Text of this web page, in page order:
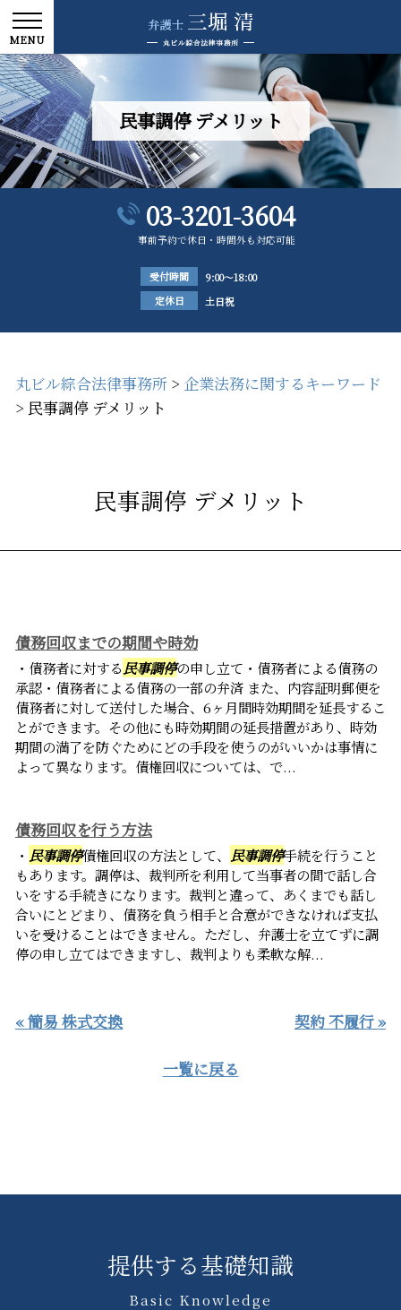
民事調停 デメリット
03-3201-3604
事前予約で休日・時間外も対応可能
受付時間
9:00～18:00
定休日
土日祝
丸ビル綜合法律事務所 > 企業法務に関するキーワード
> 民事調停 デメリット
民事調停 デメリット
債務回収までの期間や時効
・債務者に対する 民事調停の申し立て・債務者による債務の
承認・債務者による債務の一部の弁済 また、内容証明郵便を
債務者に対して送付した場合、6ヶ月間時効期間を延長するこ
とができます。その他にも時効期間の延長措置があり、時効
期間の満了を防ぐためにどの手段を使うのがいいかは事情に
よって異なります。債権回収については、で...
債務回収を行う方法
・ 民事調停債権回収の方法として、 民事調停手続を行うこと
もあります。調停は、裁判所を利用して当事者の間で話し合
いをする手続きになります。裁判と違って、あくまでも話し
合いにとどまり、債務を負う相手と合意ができなければ支払
いを受けることはできません。ただし、弁護士を立てずに調
停の申し立てはできますし、裁判よりも柔軟な解...
« 簡易 株式交換 契約 不履行 »
一覧に戻る
提供する基礎知識
Basic Knowledge